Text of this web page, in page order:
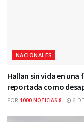
NACIONALES
Hallan sin vida en una
reportada como
POR 1000 NOTICIAS 8 6